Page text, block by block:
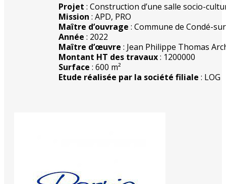
Projet : Construction d’une salle socio-
Mission : APD, PRO
Maître d’ouvrage : Commune de Condé-
Année : 2022
Maître d’œuvre : Jean Philippe Thomas
Montant HT des travaux: 1200000
Surface : 600 m²
Etude réalisée par la société filiale : LOG